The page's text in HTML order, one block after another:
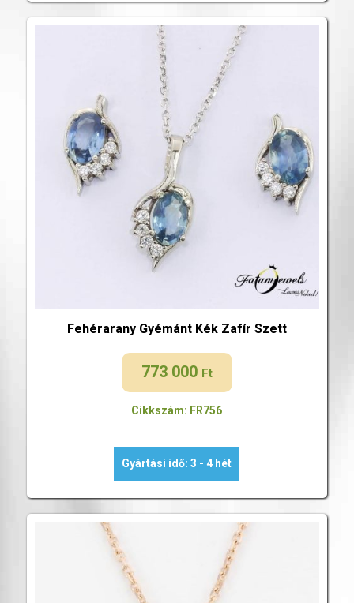
Fehérarany Gyémánt Kék Zafír Szett
773 000 Ft
Cikkszám: FR756
Gyártási idő: 3 - 4 hét